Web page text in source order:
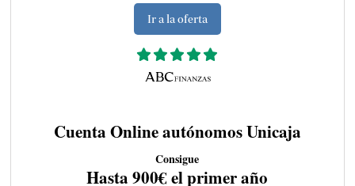
Ir a la oferta
Cuenta Online autónomos Unicaja
Consigue
Hasta 900€ el primer año